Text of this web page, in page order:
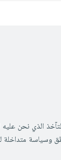
الذي نحن
وسياسة